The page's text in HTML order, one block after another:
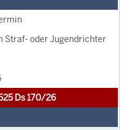
Straf- oder Jugendrichter
Ds 170/26